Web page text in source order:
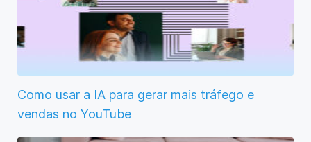
Como usar a IA para gerar mais tráfego e
vendas no YouTube